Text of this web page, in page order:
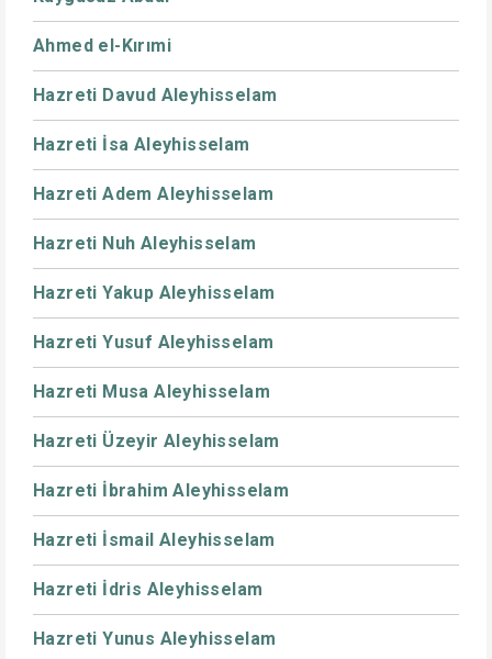
Ahmed el-Kırımi
Hazreti Davud Aleyhisselam
Hazreti İsa Aleyhisselam
Hazreti Adem Aleyhisselam
Hazreti Nuh Aleyhisselam
Hazreti Yakup Aleyhisselam
Hazreti Yusuf Aleyhisselam
Hazreti Musa Aleyhisselam
Hazreti Üzeyir Aleyhisselam
Hazreti İbrahim Aleyhisselam
Hazreti İsmail Aleyhisselam
Hazreti İdris Aleyhisselam
Hazreti Yunus Aleyhisselam